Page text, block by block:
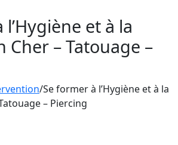
et à la
Cher – Tatouage –
/Se former à l’Hygiène et à la
– Piercing